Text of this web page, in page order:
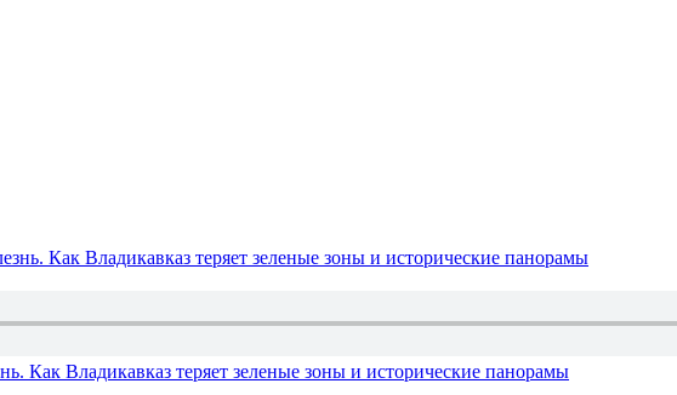
Как Владикавказ теряет зеленые зоны и исторические панорамы